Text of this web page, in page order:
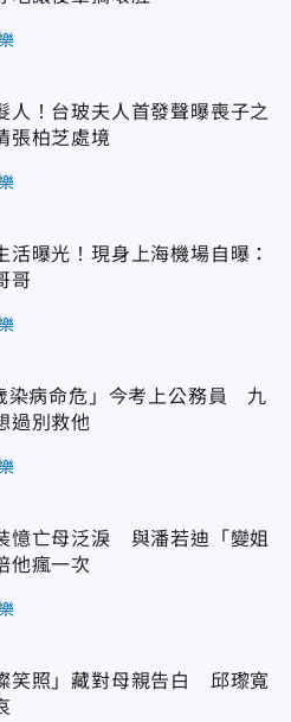
人！台玻夫人首發聲曝喪子之
柏芝處境
活曝光！現身上海機場自曝：
哥
染病命危」今考上公務員 九
過別救他
憶亡母泛淚 與潘若迪「變姐
他瘋一次
笑照」藏對母親告白 邱瓈寬